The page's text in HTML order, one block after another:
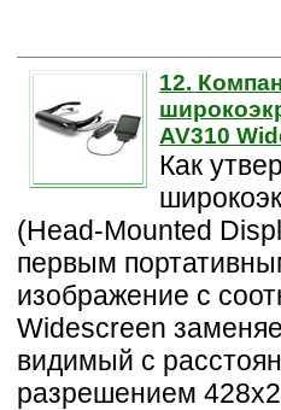
12.
AV310
Как
(Head-Mounted
первым
изображение с
Widescreen
видимый с
разрешением